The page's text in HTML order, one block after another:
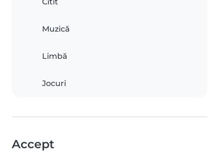
Citit
Muzică
Limbă
Jocuri
Accept